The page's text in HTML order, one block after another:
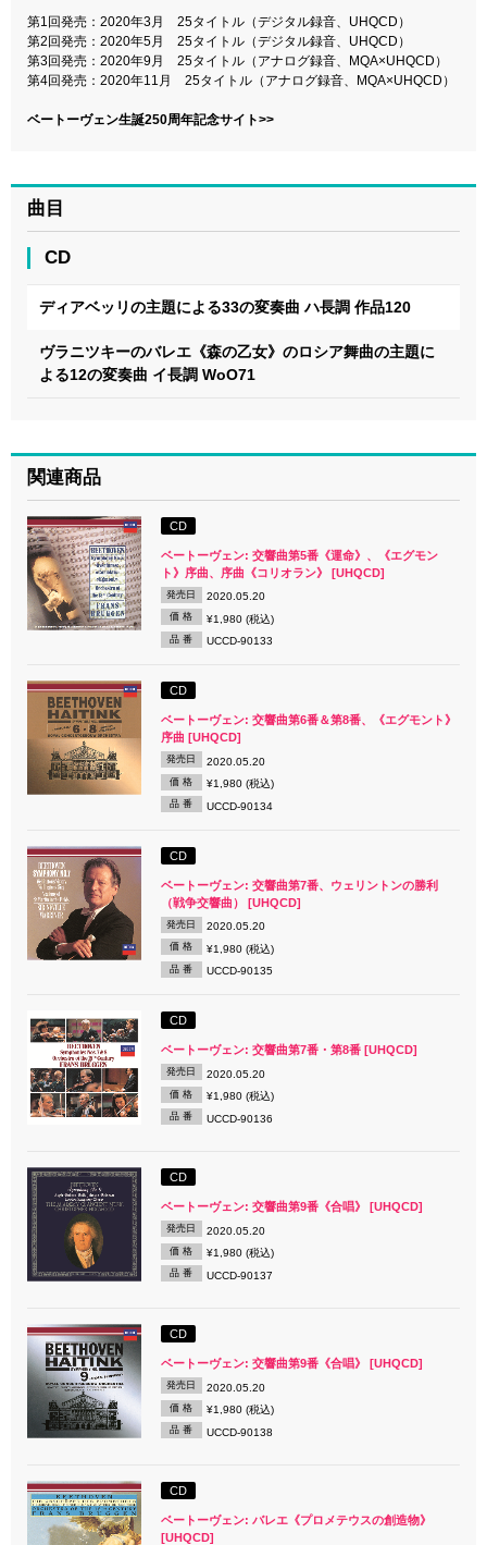
第1回発売：2020年3月 25タイトル（デジタル録音、UHQCD）
第2回発売：2020年5月 25タイトル（デジタル録音、UHQCD）
第3回発売：2020年9月 25タイトル（アナログ録音、MQA×UHQCD）
第4回発売：2020年11月 25タイトル（アナログ録音、MQA×UHQCD）
ベートーヴェン生誕250周年記念サイト>>
曲目
CD
ディアベッリの主題による33の変奏曲 ハ長調 作品120
ヴラニツキーのバレエ《森の乙女》のロシア舞曲の主題に
よる12の変奏曲 イ長調 WoO71
関連商品
CD
ベートーヴェン: 交響曲第5番《運命》、《エグモン
ト》序曲、序曲《コリオラン》 [UHQCD]
発売日 2020.05.20
価 格 ¥1,980 (税込)
品 番 UCCD-90133
CD
ベートーヴェン: 交響曲第6番＆第8番、《エグモント》
序曲 [UHQCD]
発売日 2020.05.20
価 格 ¥1,980 (税込)
品 番 UCCD-90134
CD
ベートーヴェン: 交響曲第7番、ウェリントンの勝利
（戦争交響曲） [UHQCD]
発売日 2020.05.20
価 格 ¥1,980 (税込)
品 番 UCCD-90135
CD
ベートーヴェン: 交響曲第7番・第8番 [UHQCD]
発売日 2020.05.20
価 格 ¥1,980 (税込)
品 番 UCCD-90136
CD
ベートーヴェン: 交響曲第9番《合唱》 [UHQCD]
発売日 2020.05.20
価 格 ¥1,980 (税込)
品 番 UCCD-90137
CD
ベートーヴェン: 交響曲第9番《合唱》 [UHQCD]
発売日 2020.05.20
価 格 ¥1,980 (税込)
品 番 UCCD-90138
CD
ベートーヴェン: バレエ《プロメテウスの創造物》
[UHQCD]